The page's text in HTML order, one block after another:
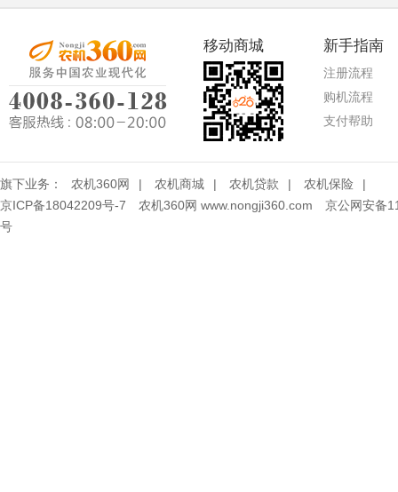
移动商城 新手指南
注册流程
购机流程
支付帮助
旗下业务： 农机360网 | 农机商城 | 农机贷款 | 农机保险
|
京ICP备18042209号-7 农机360网 www.nongji360.com 京公网安备
号